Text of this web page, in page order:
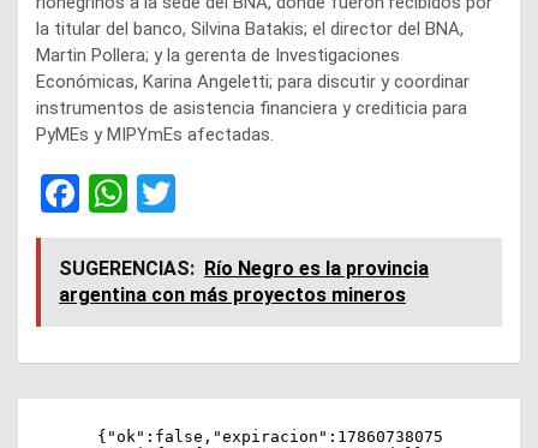
la titular del banco, Silvina Batakis; el director del BNA,
Martin Pollera; y la gerenta de Investigaciones
Económicas, Karina Angeletti; para discutir y coordinar
instrumentos de asistencia financiera y crediticia para
PyMEs y MIPYmEs afectadas.
F
a
ce
b
W
h
at
s
p
wi
tt
er
SUGERENCIAS: Río Negro es la provincia
argentina con más proyectos mineros